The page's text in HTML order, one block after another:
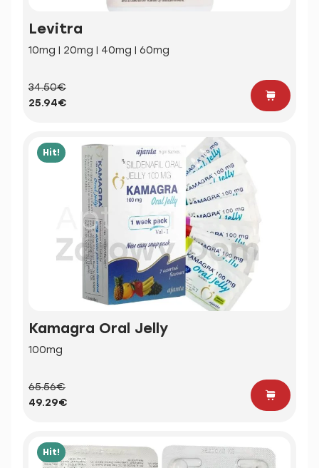
Levitra
10mg | 20mg | 40mg | 60mg
34.50€
25.94€
Hit!
Kamagra Oral Jelly
100mg
65.56€
49.29€
Hit!